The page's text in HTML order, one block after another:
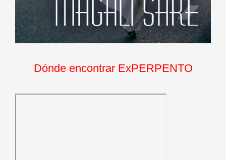
Dónde encontrar ExPERPENTO